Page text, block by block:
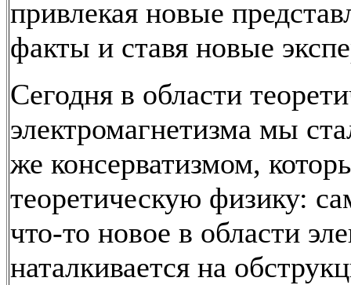
привлекая новые
факты и ставя новые
Сегодня в области
электромагнетизма мы
же консерватизмом,
теоретическую физику:
что-то новое в области
наталкивается на